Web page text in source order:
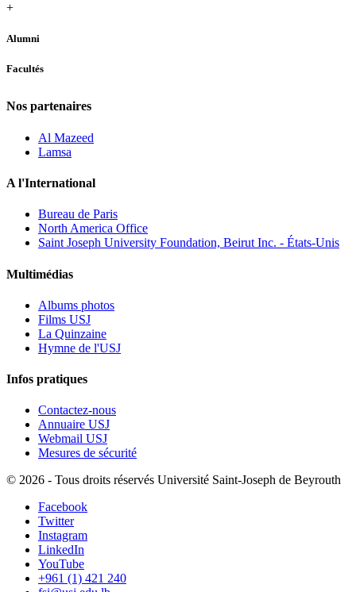
+
Alumni
Facultés
Nos partenaires
Al Mazeed
Lamsa
A l'International
Bureau de Paris
North America Office
Saint Joseph University Foundation, Beirut Inc. - États-Unis
Multimédias
Albums photos
Films USJ
La Quinzaine
Hymne de l'USJ
Infos pratiques
Contactez-nous
Annuaire USJ
Webmail USJ
Mesures de sécurité
© 2026 - Tous droits réservés Université Saint-Joseph de Beyrouth
Facebook
Twitter
Instagram
LinkedIn
YouTube
+961 (1) 421 240